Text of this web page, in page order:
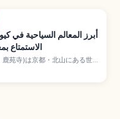
أبرز المعالم السياحية في
الاستمتاع
苑寺)は京都・北山にある世界
れた三層の舎利殿が象徴的な
なる建築様式の融合、鏡湖池